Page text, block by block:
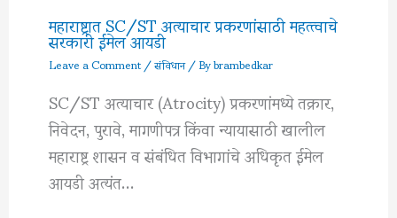
महाराष्ट्रात SC/ST अत्याचार प्रकरणांसाठी महत्त्वाचे
सरकारी ईमेल आयडी
Leave a Comment/संविधान/ Bybrambedkar
SC/ST अत्याचार (Atrocity) प्रकरणांमध्ये तक्रार,
निवेदन, पुरावे, मागणीपत्र किंवा न्यायासाठी खालील
महाराष्ट्र शासन व संबंधित विभागांचे अधिकृत ईमेल
आयडी अत्यंत…